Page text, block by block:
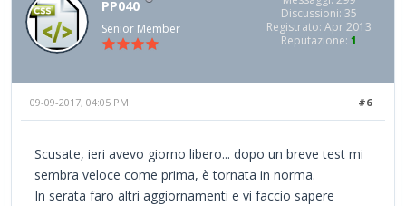
PP040
Senior Member
Discussioni: 35
Registrato: Apr 2013
Reputazione: 1
#6
09-09-2017, 04:05 PM
Scusate, ieri avevo giorno libero... dopo un breve test mi
sembra veloce come prima, è tornata in norma.
In serata faro altri aggiornamenti e vi faccio sapere